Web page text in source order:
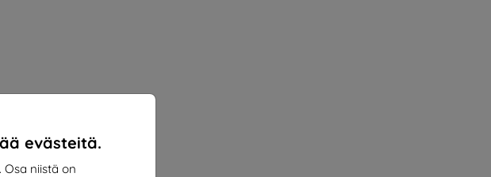
evästeitä.
niistä on